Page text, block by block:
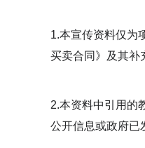
1.本宣传资料仅为
买卖合同》及其补
2.本资料中引用的
公开信息或政府已